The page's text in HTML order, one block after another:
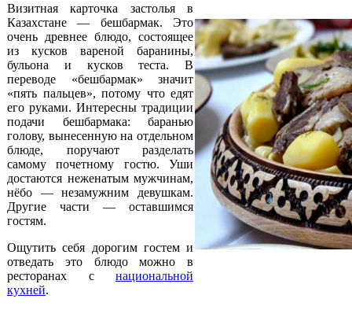
Визитная карточка застолья в
Казахстане — бешбармак. Это
очень древнее блюдо, состоящее
из кусков вареной баранины,
бульона и кусков теста. В
переводе «бешбармак» значит
«пять пальцев», потому что едят
его руками. Интересны традиции
подачи бешбармака: баранью
голову, вынесенную на отдельном
блюде, поручают разделать
самому почетному гостю. Уши
достаются неженатым мужчинам,
нёбо — незамужним девушкам.
Другие части — оставшимся
гостям.
Ощутить себя дорогим гостем и
отведать это блюдо можно в
ресторанах с национальной
кухней.